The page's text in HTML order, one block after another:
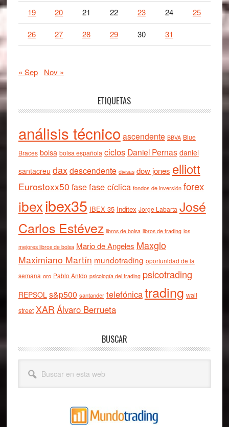
19 20 21 22 23 24 25
26 27 28 29 30 31
« Sep Nov »
ETIQUETAS
análisis técnico ascendente BBVA Blue
Braces bolsa bolsa española ciclos Daniel Pernas daniel
santacreu daxdescendente divisas dow jones elliott
Eurostoxx50 fasefase cíclica fondos de inversión forex
ibexibex35 IBEX 35 Inditex Jorge Labarta José
Carlos Estévez libros de bolsa libros de trading los
mejores libros de bolsa Mario de Angeles Maxglo
Maximiano Martín mundotrading oportunidad de la
semana oro Pablo Anido psicología del trading psicotrading
REPSOL s&p500 santander telefónicatrading wall
street XAR Álvaro Berrueta
BUSCAR
esta